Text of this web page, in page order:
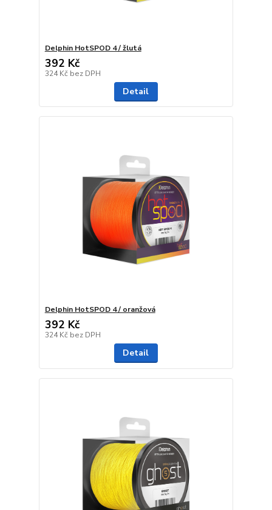
Delphin HotSPOD 4 / žlutá
392 Kč
324 Kč bez DPH
Detail
Delphin HotSPOD 4 / oranžová
392 Kč
324 Kč bez DPH
Detail